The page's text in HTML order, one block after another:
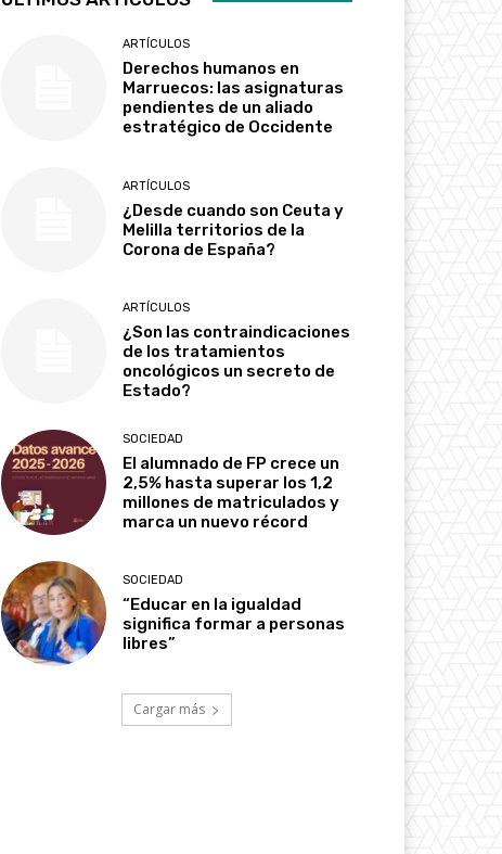
ARTÍCULOS
Derechos humanos en
Marruecos: las asignaturas
pendientes de un aliado
estratégico de Occidente
ARTÍCULOS
¿Desde cuando son Ceuta y
Melilla territorios de la
Corona de España?
ARTÍCULOS
¿Son las contraindicaciones
de los tratamientos
oncológicos un secreto de
Estado?
SOCIEDAD
El alumnado de FP crece un
2,5% hasta superar los 1,2
millones de matriculados y
marca un nuevo récord
SOCIEDAD
“Educar en la igualdad
significa formar a personas
libres”
Cargar más